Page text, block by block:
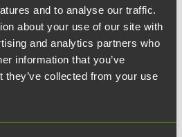
and to analyse our traffic.
about your use of our site with
and analytics partners who
information that you’ve
they’ve collected from your use
yritykset ovat tietoisia
ja
pienentäminen ja
joihin lähes kaikki
mukaan. Yksi tapa
tuottamaa